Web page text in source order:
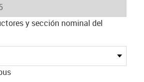
y sección nominal del